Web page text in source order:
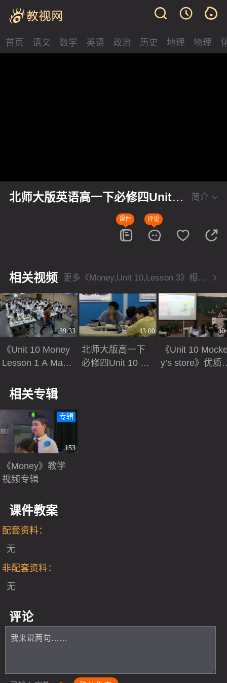
首页 语文 数学 英语 政治 历史 地理 物理
简介
北师大版英语高一下必修四Unit10
Lesson3 Your Money课堂教学视
评论
课件
相关视频 更多《Money,Unit 10,Lesson 3》相关视频
39:33
《Unit 10 Money
Lesson 1 A Mate
大版高一英语- 丽
水学院附属中学-
翁颖卿
43:00
北师大版高一下
必修四Unit 10 M
《Unit 10
y’s store》优质
相关专辑
153
专辑
《Money》教学
视频专辑
课件教案
配套资料：
无
非配套资料：
无
评论